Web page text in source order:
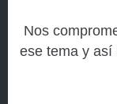
Nos
ese tema y así